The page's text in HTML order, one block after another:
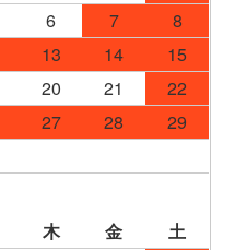
6 7
8
13 14
15
20 21
22
27 28
29
木 金
土